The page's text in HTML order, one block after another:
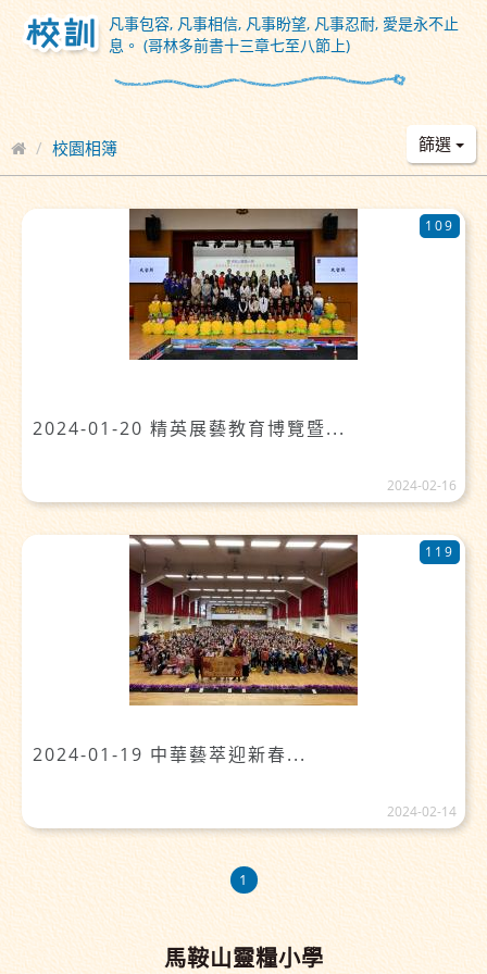
凡事包容, 凡事相信, 凡事盼望, 凡事忍耐, 愛是永不止
息。 (哥林多前書十三章七至八節上)
校園相簿 篩選
2024-01-20 精英展藝教育博覽暨...
109
2024-02-16
2024-01-19 中華藝萃迎新春...
119
2024-02-14
1
馬鞍山靈糧小學